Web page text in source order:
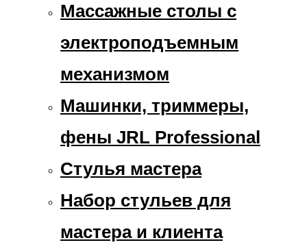
Массажные столы с
электроподъемным
механизмом
Машинки, триммеры,
фены JRL Professional
Стулья мастера
Набор стульев для
мастера и клиента